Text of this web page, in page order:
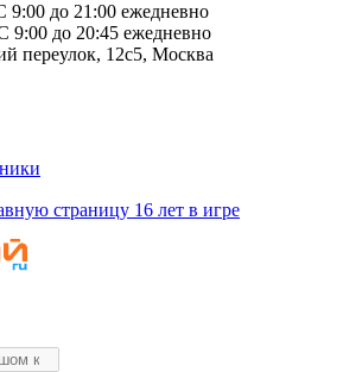
9:00 до 21:00 ежедневно
9:00 до 20:45 ежедневно
переулок, 12с5, Москва
страницу 16 лет в игре